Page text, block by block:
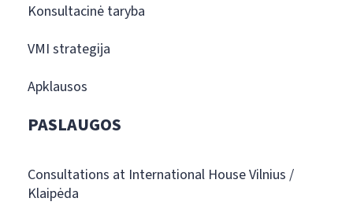
Konsultacinė taryba
VMI strategija
Apklausos
PASLAUGOS
Consultations at International House Vilnius /
Klaipėda